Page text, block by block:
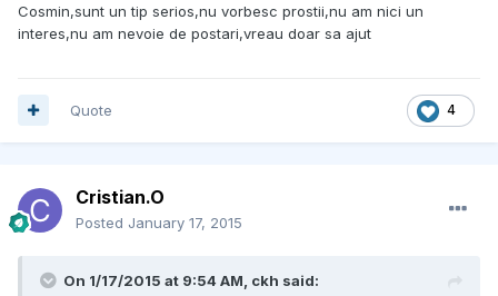
Cosmin,sunt un tip serios,nu vorbesc prostii,nu am nici un
interes,nu am nevoie de postari,vreau doar sa ajut
4
Quote
Cristian.O
Posted January 17, 2015
On 1/17/2015 at 9:54 AM, ckh said: